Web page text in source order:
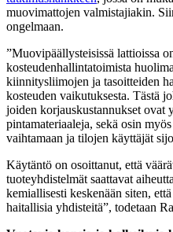
muovimattojen valmistajiakin.
ongelmaan.
”Muovipäällysteisissä lattioissa
kosteudenhallintatoimista
kiinnitysliimojen ja tasoitteiden
kosteuden vaikutuksesta. Tästä
joiden korjauskustannukset ovat
pintamateriaaleja, sekä osin
vaihtamaan ja tilojen käyttäjät
Käytäntö on osoittanut, että
tuoteyhdistelmät saattavat
kemiallisesti keskenään siten,
haitallisia yhdisteitä”, todetaan